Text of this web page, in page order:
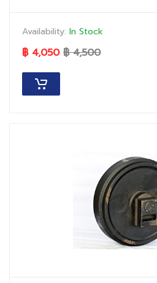
Availability: In Stock
฿ 4,050 ฿ 4,500